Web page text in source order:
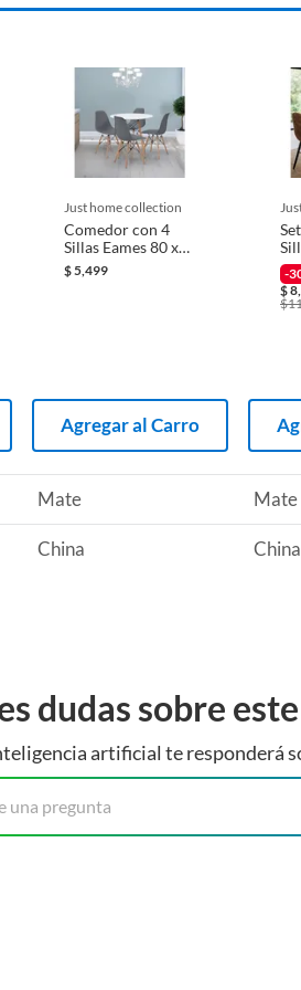
just home collection
Comedor con 4
Sillas Eames 80 x
80 x 75 cm
$5,499
Agregar al Carro
-
$
$
Mate Mate
China China
dudas sobre
artificial te responderá
una pregunta